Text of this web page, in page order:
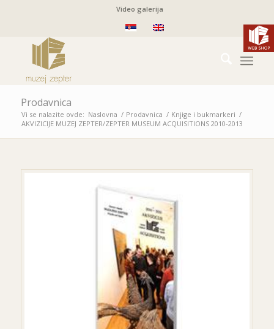
Video galerija
Prodavnica
Vi se nalazite ovde: Naslovna / Prodavnica / Knjige i bukmarkeri /
AKVIZICIJE MUZEJ ZEPTER/ZEPTER MUSEUM ACQUISITIONS 2010-2013